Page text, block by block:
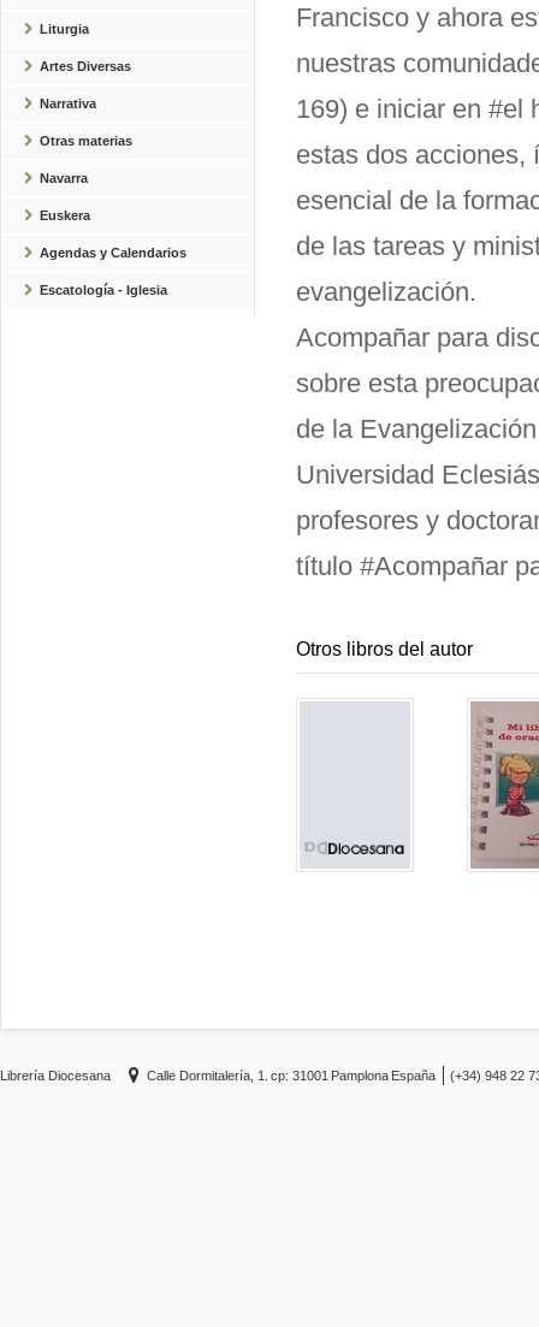
Liturgia
Artes Diversas
Narrativa
Otras materias
Navarra
Euskera
Agendas y Calendarios
Escatología - Iglesia
Francisco y ahora
nuestras
169) e iniciar en #el
estas dos acciones,
esencial de la
de las tareas y
evangelización.
Acompañar para
sobre esta
de la
Universidad
profesores y
título #Acompañar
Otros libros del autor
Librería Diocesana Calle Dormitalería, 1. cp: 31001 Pamplona España (+34) 948 22